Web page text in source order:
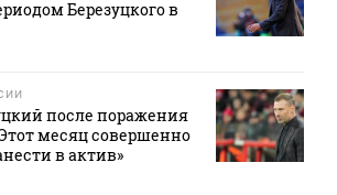
Березуцкого в
после поражения
месяц совершенно
в актив»